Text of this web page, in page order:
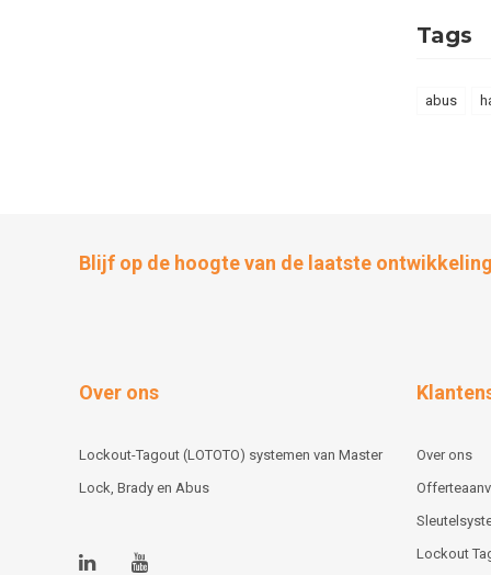
Tags
abus
Blijf op de hoogte van de laatste
Over ons
Lockout-Tagout (LOTOTO) systemen van Master
Lock, Brady en Abus
Over ons
Lockout